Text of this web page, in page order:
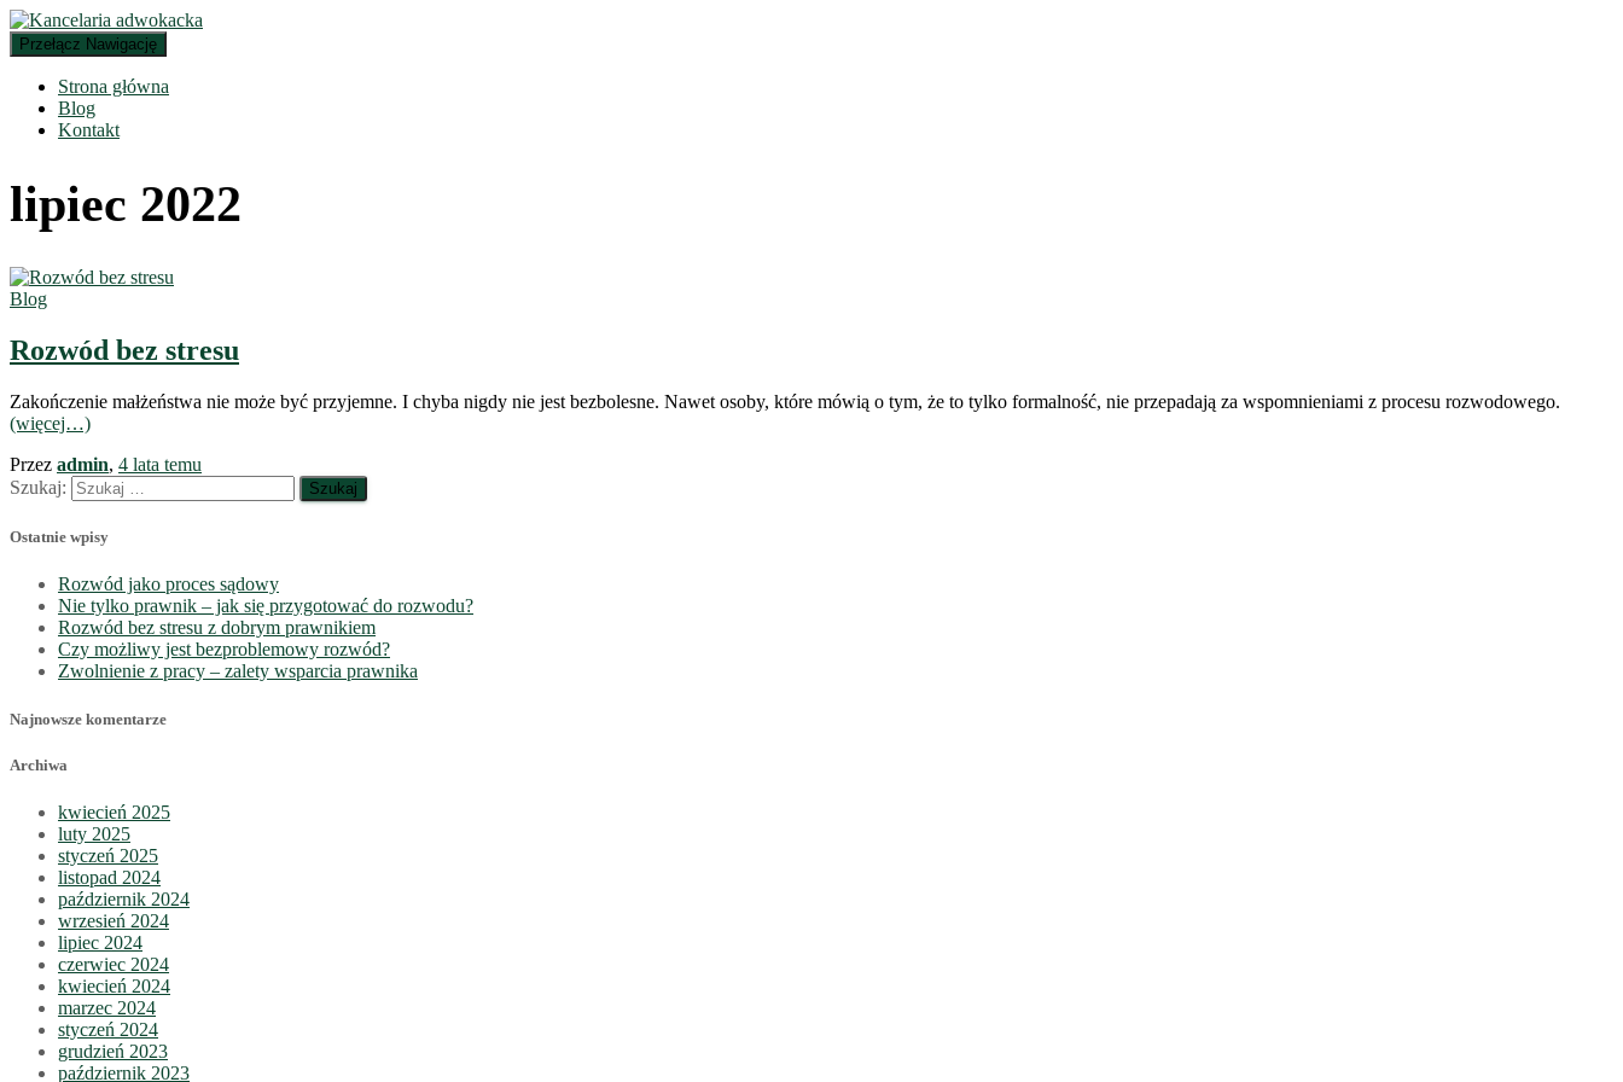
Przełącz Nawigację
Strona główna
Blog
Kontakt
lipiec 2022
Blog
Rozwód bez stresu
Zakończenie małżeństwa nie może być przyjemne. I chyba nigdy nie jest bezbolesne. Nawet osoby, które mówią o tym, że to tylko formalność, nie przepadają za wspomnieniami z procesu rozwodowego.
(więcej…)
Przez admin, 4 lata temu
Szukaj:
Ostatnie wpisy
Rozwód jako proces sądowy
Nie tylko prawnik – jak się przygotować do rozwodu?
Rozwód bez stresu z dobrym prawnikiem
Czy możliwy jest bezproblemowy rozwód?
Zwolnienie z pracy – zalety wsparcia prawnika
Najnowsze komentarze
Archiwa
kwiecień 2025
luty 2025
styczeń 2025
listopad 2024
październik 2024
wrzesień 2024
lipiec 2024
czerwiec 2024
kwiecień 2024
marzec 2024
styczeń 2024
grudzień 2023
październik 2023